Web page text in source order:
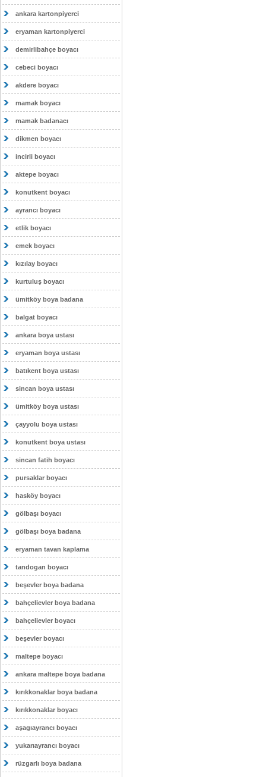
ankara kartonpiyerci
eryaman kartonpiyerci
demirlibahçe boyacı
cebeci boyacı
akdere boyacı
mamak boyacı
mamak badanacı
dikmen boyacı
incirli boyacı
aktepe boyacı
konutkent boyacı
ayrancı boyacı
etlik boyacı
emek boyacı
kızılay boyacı
kurtuluş boyacı
ümitköy boya badana
balgat boyacı
ankara boya ustası
eryaman boya ustası
batıkent boya ustası
sincan boya ustası
ümitköy boya ustası
çayyolu boya ustası
konutkent boya ustası
sincan fatih boyacı
pursaklar boyacı
hasköy boyacı
gölbaşı boyacı
gölbaşı boya badana
eryaman tavan kaplama
tandogan boyacı
beşevler boya badana
bahçelievler boya badana
bahçelievler boyacı
beşevler boyacı
maltepe boyacı
ankara maltepe boya badana
kırıkkonaklar boya badana
kırıkkonaklar boyacı
aşagıayrancı boyacı
yukarıayrancı boyacı
rüzgarlı boya badana